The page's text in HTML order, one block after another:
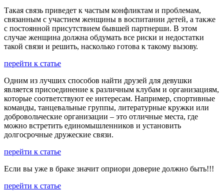
Такая связь приведет к частым конфликтам и проблемам,
связанным с участием женщины в воспитании детей, а также
с постоянной присутствием бывшей партнерши. В этом
случае женщина должна обдумать все риски и недостатки
такой связи и решить, насколько готова к такому вызову.
перейти к статье
Одним из лучших способов найти друзей для девушки
является присоединение к различным клубам и организациям,
которые соответствуют ее интересам. Например, спортивные
команды, танцевальные группы, литературные кружки или
добровольческие организации – это отличные места, где
можно встретить единомышленников и установить
долгосрочные дружеские связи.
перейти к статье
Если вы уже в браке значит оприори доверие должно быть!!!
перейти к статье